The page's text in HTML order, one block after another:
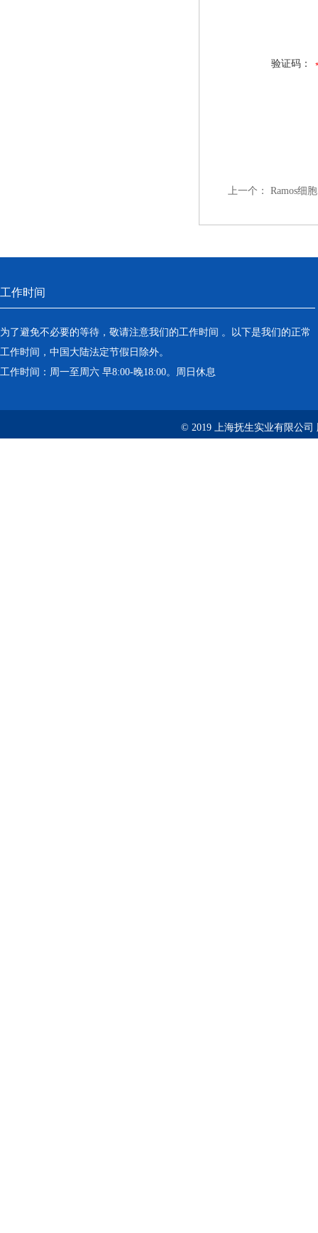
验证码：
上一个： Ramos细胞
工作时间
为了避免不必要的等待，敬请注意我们的工作时间 。以下是我们的正常
工作时间，中国大陆法定节假日除外。
工作时间：周一至周六 早8:00-晚18:00。周日休息
© 2019 上海抚生实业有限公司